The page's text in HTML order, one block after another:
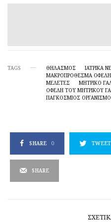
TAGS ΘΗΛΑΣΜΟΣ ΙΑΤΡΙΚΆ
ΜΑΚΡΟΠΡΌΘΕΣΜΑ
ΜΕΛΕΤΕΣ
ΜΗΤΡΙΚΟ
ΟΦΈΛΗ ΤΟΥ ΜΗΤΡΙΚΟΎ
ΠΑΓΚΌΣΜΙΟΣ
SHARE 0 TWEET
SHARE